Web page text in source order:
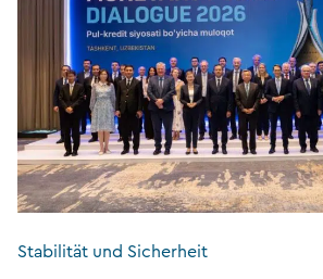
Stabilität und Sicherheit